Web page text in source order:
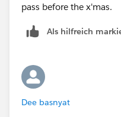
pass before the x'mas.
Als hilfreich
Dee basnyat